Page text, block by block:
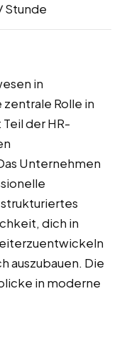
Stunde
in
Rolle in
der HR-
Unternehmen
dich in
auszubauen. Die
in moderne